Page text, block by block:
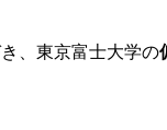
、東京富士大学の